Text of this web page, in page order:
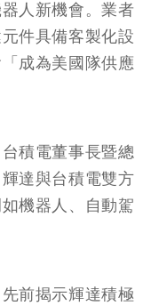
人新機會。業者
件具備客製化設
成為美國隊供應
積電董事長暨總
達與台積電雙方
機器人、自動駕
前揭示輝達積極